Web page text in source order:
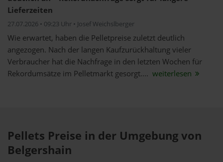
Lieferzeiten
27.07.2026 • 09:23 Uhr • Josef Weichslberger
Wie erwartet, haben die Pelletpreise zuletzt deutlich
angezogen. Nach der langen Kaufzurückhaltung vieler
Verbraucher hat die Nachfrage in den letzten Wochen für
Rekordumsätze im Pelletmarkt gesorgt.... weiterlesen
Pellets Preise in der Umgebung von
Belgershain